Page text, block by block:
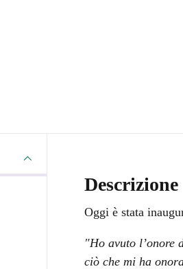
Descrizione
Oggi è stata
"Ho avuto l’onore
ciò che mi ha